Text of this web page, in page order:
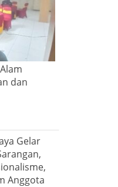
dan
Gelar
Anggota